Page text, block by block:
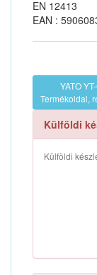
EN 12413
EAN :
YATO
Termékoldal,
Külföldi
Külföldi